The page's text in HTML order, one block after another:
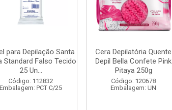
para Depilação Santa
Standard Falso Tecido
25 Un...
Código: 112832
Embalagem: PCT C/25
Cera Depilatória Quente
Depil Bella Confete Pink
Pitaya 250g
Código: 120678
Embalagem: UN